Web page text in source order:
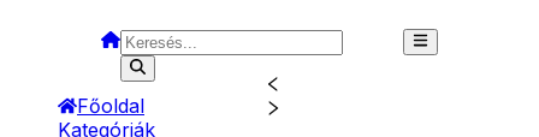
Főoldal
Kategóriák